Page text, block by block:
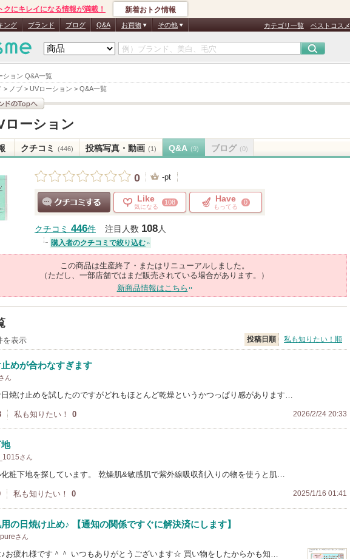
ション Q&A一覧
> ノブ > UVローション > Q&A一覧
クにキレイになる情報が満載！ 新着おトク情報
ング ブランド ブログ Q&A お買物 その他 カテゴリ一覧 ベストコスメ
ドの情報を
ローション
クチコミ (446) 投稿写真・動画 (1) Q&A (9) ブログ (0)
0 -pt
Like
気になる
108 Have
もってる
0
クチコミ 446件 注目人数 108人
購入者のクチコミで絞り込む
この商品は生産終了・またはリニューアルしました。
（ただし、一部店舗ではまだ販売されている場合があります。）
新商品情報はこちら
を表示 投稿日順 私も知りたい！順
止めが合わなすぎます
ん
焼け止めを試したのですがどれもほとんど乾燥というかつっぱり感があります…
私も知りたい！ 0 2026/2/24 20:33
さん
粧下地を探しています。 乾燥肌&敏感肌で紫外線吸収剤入りの物を使うと肌…
私も知りたい！ 0 2025/1/16 01:41
の日焼け止め♪ 【通知の関係ですぐに解決済にします】
さん
♪お疲れ様です＾＾ いつもありがとうございます☆ 買い物をしたからかも知…